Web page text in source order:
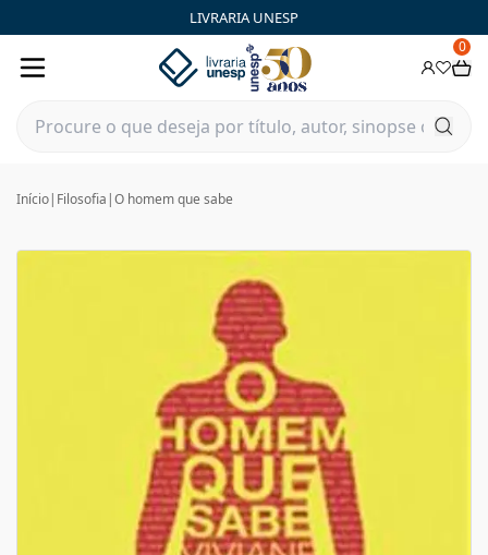
LIVRARIA UNESP
0
Início| Filosofia |O homem que sabe